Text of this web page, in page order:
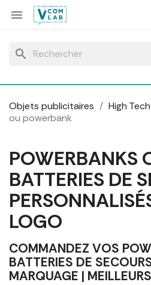

search
Objets publicitaires High Tech
ou powerbank
POWERBANKS
BATTERIES DE
LOGO
COMMANDEZ VOS
BATTERIES DE
MARQUAGE |
Panneau de gestion des cookies